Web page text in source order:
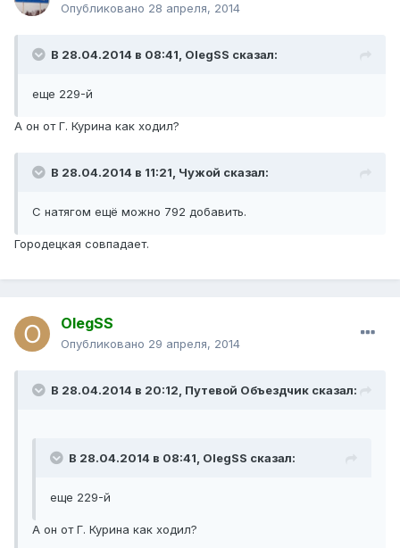
Опубликовано 28 апреля, 2014
В 28.04.2014 в 08:41, OlegSS сказал:
еще 229-й
А он от Г. Курина как ходил?
В 28.04.2014 в 11:21, Чужой сказал:
С натягом ещё можно 792 добавить.
Городецкая совпадает.
OlegSS
Опубликовано 29 апреля, 2014
В 28.04.2014 в 20:12, Путевой Объездчик сказал:
В 28.04.2014 в 08:41, OlegSS сказал:
еще 229-й
А он от Г. Курина как ходил?